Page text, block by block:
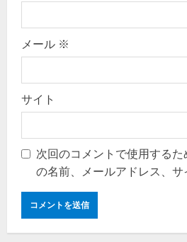
メール ※
サイト
次回のコメントで使用する
の名前、メールアドレス、サ